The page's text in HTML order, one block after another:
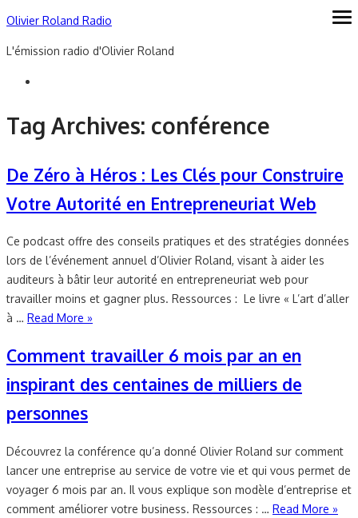
Skip
content
Olivier Roland Radio
L'émission radio d'Olivier Roland
Tag Archives: conférence
De Zéro à Héros : Les Clés pour Construire
Votre Autorité en Entrepreneuriat Web
Ce podcast offre des conseils pratiques et des stratégies données
lors de l’événement annuel d’Olivier Roland, visant à aider les
auditeurs à bâtir leur autorité en entrepreneuriat web pour
travailler moins et gagner plus. Ressources : Le livre « L’art d’aller
à … Read More »
Comment travailler 6 mois par an en
inspirant des centaines de milliers de
personnes
Découvrez la conférence qu’a donné Olivier Roland sur comment
lancer une entreprise au service de votre vie et qui vous permet de
voyager 6 mois par an. Il vous explique son modèle d’entreprise et
comment améliorer votre business. Ressources : … Read More »